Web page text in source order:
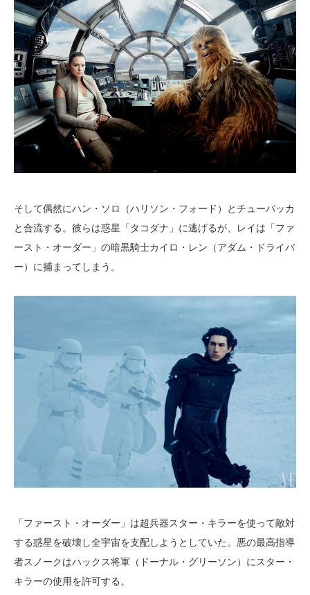
そして偶然にハン・ソロ（ハリソン・フォード）とチューバッカ
と合流する。彼らは惑星「タコダナ」に逃げるが、レイは「ファ
ースト・オーダー」の暗黒騎士カイロ・レン（アダム・ドライバ
ー）に捕まってしまう。
「ファースト・オーダー」は超兵器スター・キラーを使って敵対
する惑星を破壊し全宇宙を支配しようとしていた。悪の最高指導
者スノークはハックス将軍（ドーナル・グリーソン）にスター・
キラーの使用を許可する。